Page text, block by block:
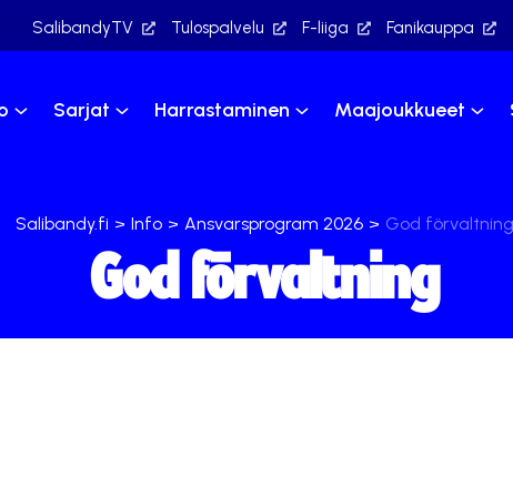
SalibandyTV Tulospalvelu F-liiga Fanikauppa
Sarjat Harrastaminen Maajoukkueet
Salibandy.fi > Info > Ansvarsprogram 2026 > God förvaltning
God förvaltning